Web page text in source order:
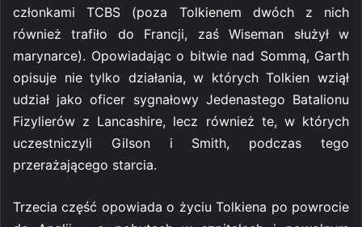
członkami TCBS (poza Tolkienem dwóch z nich
również trafiło do Francji, zaś Wiseman służył w
marynarce). Opowiadając o bitwie nad Sommą, Garth
opisuje nie tylko działania, w których Tolkien wziął
udział jako oficer sygnałowy Jedenastego Batalionu
Fizylierów z Lancashire, lecz również te, w których
uczestniczyli Gilson i Smith, podczas tego
przerażającego starcia.
Trzecia część opowiada o życiu Tolkiena po powrocie